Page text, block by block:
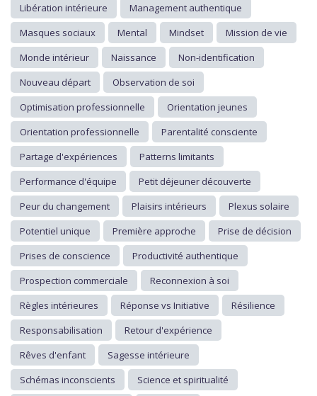
Libération intérieure
Management authentique
Masques sociaux
Mental Mindset
Mission de vie
Monde intérieur
Naissance
Non-identification
Nouveau départ
Observation de soi
Optimisation professionnelle
Orientation jeunes
Orientation professionnelle
Parentalité consciente
Partage d'expériences
Patterns limitants
Performance d'équipe
Petit déjeuner découverte
Peur du changement
Plaisirs intérieurs
Plexus solaire
Potentiel unique
Première approche
Prise de décision
Prises de conscience
Productivité authentique
Prospection commerciale
Reconnexion à soi
Règles intérieures
Réponse vs Initiative
Résilience
Responsabilisation
Retour d'expérience
Rêves d'enfant
Sagesse intérieure
Schémas inconscients
Science et spiritualité